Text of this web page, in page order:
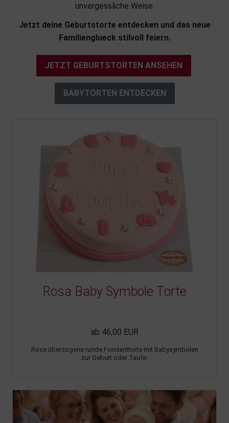
unvergessliche Weise.
Jetzt deine Geburtstorte entdecken und das neue
Familienglueck stilvoll feiern.
JETZT GEBURTSTORTEN ANSEHEN
BABYTORTEN ENTDECKEN
Rosa Baby Symbole Torte
ab 46,00 EUR
Rosa überzogene runde Fondanttorte mit Babysymbolen
zur Geburt oder Taufe.